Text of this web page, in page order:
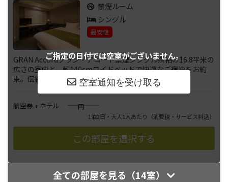
ご指定の日付では空室がございません。
禁煙ルーム
シングル
最安値
GRAN Accordグラン・アコード禁煙シングル余裕の16.8平米の
広さの室内と、幅140cmワイドベッドで快適なご宿泊をお約
束。伝統の九
さらに表示
航空券 + ホテル ――――円
1泊2日・大人1人あたり （消費税・サービス料込）
全ての部屋を見る（14室）